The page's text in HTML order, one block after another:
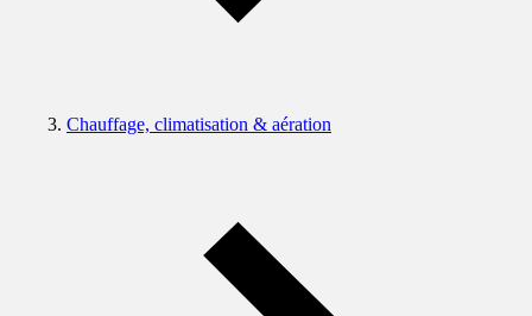
Chauffage, climatisation & aération